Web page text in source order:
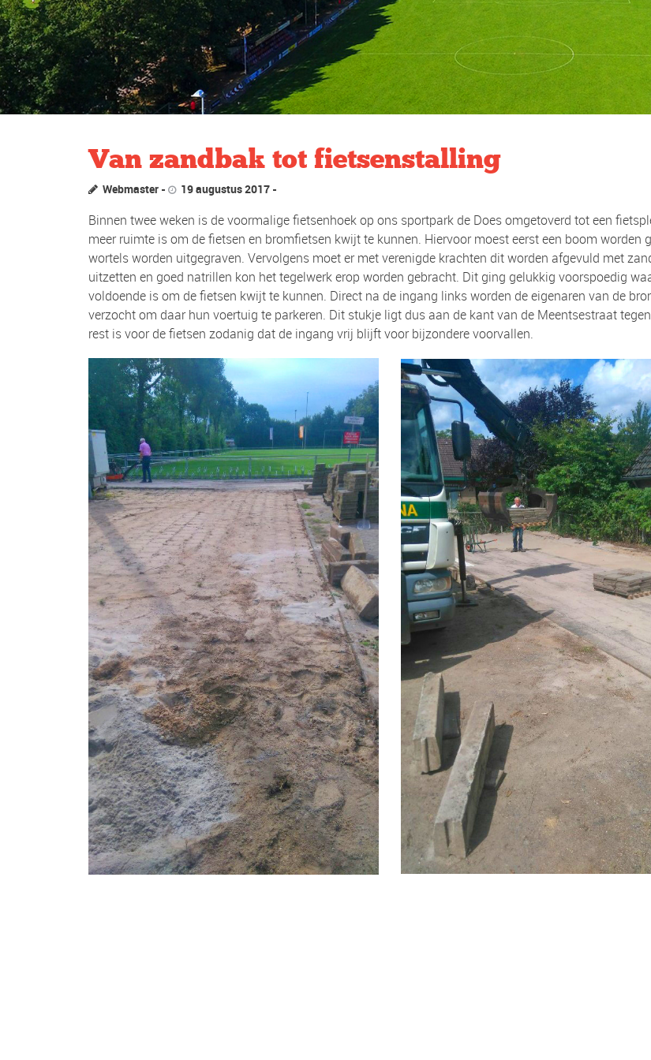
Van zandbak tot fietsenstalling
Webmaster 19 augustus 2017
Binnen twee weken is de voormalige fietsenhoek op ons sportpark de Does omgetoverd tot een
meer ruimte is om de fietsen en bromfietsen kwijt te kunnen. Hiervoor moest eerst een boom worden
wortels worden uitgegraven. Vervolgens moet er met verenigde krachten dit worden afgevuld met
uitzetten en goed natrillen kon het tegelwerk erop worden gebracht. Dit ging gelukkig voorspoedig
voldoende is om de fietsen kwijt te kunnen. Direct na de ingang links worden de eigenaren van de
verzocht om daar hun voertuig te parkeren. Dit stukje ligt dus aan de kant van de Meentsestraat
rest is voor de fietsen zodanig dat de ingang vrij blijft voor bijzondere voorvallen.